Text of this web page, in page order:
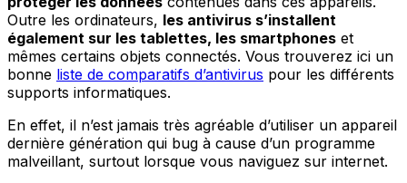
Outre les ordinateurs, les antivirus s’installent
également sur les tablettes, les smartphones et
mêmes certains objets connectés. Vous trouverez ici un
bonne liste de comparatifs d’antivirus pour les différents
supports informatiques.
En effet, il n’est jamais très agréable d’utiliser un appareil
dernière génération qui bug à cause d’un programme
malveillant, surtout lorsque vous naviguez sur internet.